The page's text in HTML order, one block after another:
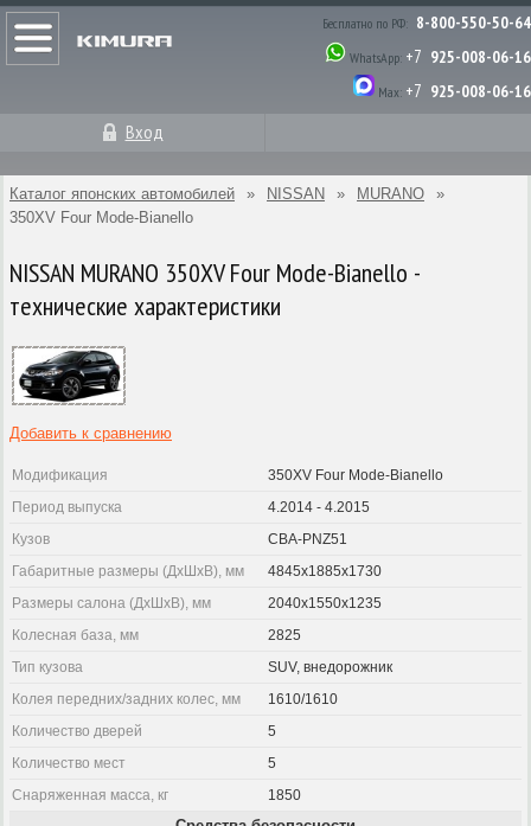
Бесплатно по РФ: 8-800-550-50-64
WhatsApp: +7 925-008-06-16
Max: +7 925-008-06-16
Вход
Каталог японских автомобилей » NISSAN » MURANO
»
350XV Four Mode-Bianello
NISSAN MURANO 350XV Four Mode-Bianello -
технические характеристики
Добавить к сравнению
Модификация
350XV Four Mode-Bianello
Период выпуска
4.2014 - 4.2015
Кузов
CBA-PNZ51
Габаритные размеры (ДхШхВ), мм
4845x1885x1730
Размеры салона (ДхШхВ), мм
2040x1550x1235
Колесная база, мм
2825
Тип кузова
SUV, внедорожник
Колея передних/задних колес, мм
1610/1610
Количество дверей
5
Количество мест
5
Снаряженная масса, кг
1850